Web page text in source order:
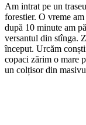
Am intrat pe un
forestier. O vreme
după 10 minute am
versantul din stînga.
început. Urcăm
copaci zărim o mare
un colțisor din